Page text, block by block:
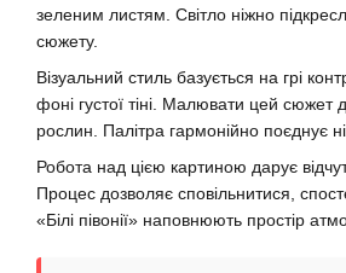
зеленим листям. Світло ніжно
сюжету.
Візуальний стиль базується на грі
фоні густої тіні. Малювати цей сюжет
рослин. Палітра гармонійно поєднує
Робота над цією картиною дарує
Процес дозволяє сповільнитися,
«Білі півонії» наповнюють простір